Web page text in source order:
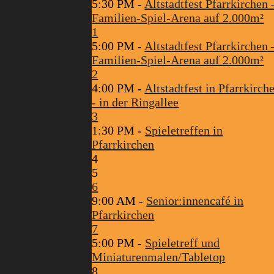
5:30 PM - Altstadtfest Pfarrkirchen
Familien-Spiel-Arena auf 2.000m²
1
5:00 PM - Altstadtfest Pfarrkirchen
Familien-Spiel-Arena auf 2.000m²
2
4:00 PM - Altstadtfest in
- in der Ringallee
3
1:30 PM - Spieletreffen in
Pfarrkirchen
4
5
6
9:00 AM - Senior:innencafé in
Pfarrkirchen
7
5:00 PM - Spieletreff und
Miniaturenmalen/Tabletop
8